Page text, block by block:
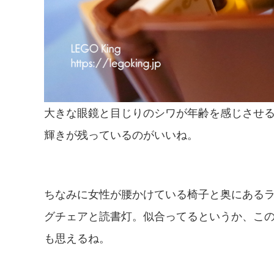
大きな眼鏡と目じりのシワが年齢を感じさせ
輝きが残っているのがいいね。
ちなみに女性が腰かけている椅子と奥にある
グチェアと読書灯。似合ってるというか、こ
も思えるね。